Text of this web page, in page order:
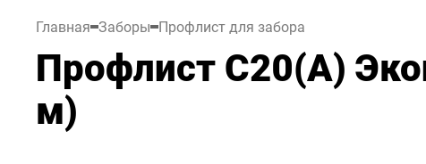
Главная Заборы Профлист для забора
Профлист С20(А)
м)